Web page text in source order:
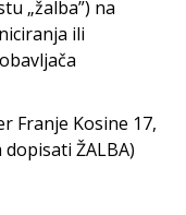
„žalba”) na
ili
Franje Kosine 17,
ŽALBA)